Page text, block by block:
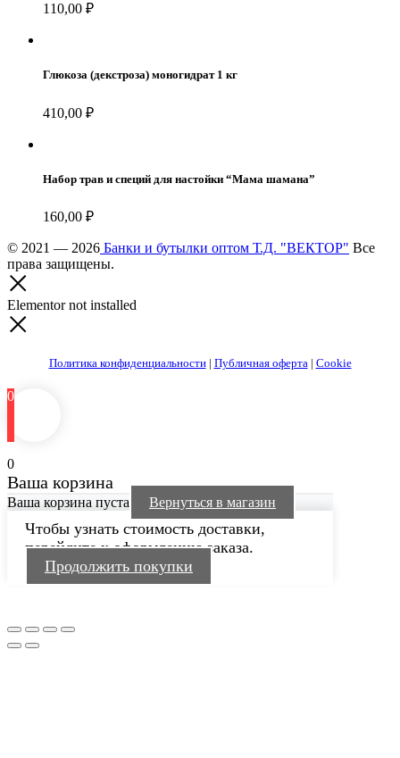
110,00 ₽
Глюкоза (декстроза) моногидрат 1 кг
410,00 ₽
Набор трав и специй для настойки “Мама шамана”
160,00 ₽
© 2021 — 2026 Банки и бутылки оптом Т.Д. "ВЕКТОР" Все
права защищены.
Elementor not installed
Политика конфиденциальности| Публичная оферта | Cookie
0
0
Ваша корзина
Ваша корзина пуста Вернуться в магазин
Чтобы узнать стоимость доставки,
перейдите к оформлению заказа.
Продолжить покупки